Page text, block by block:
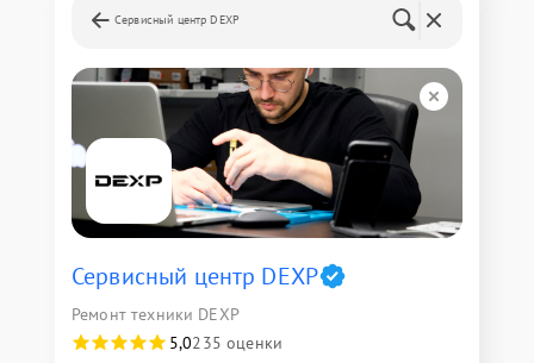
Сервисный центр DEXP
Сервисный центр DEXP
Ремонт техники DEXP
5,0235 оценки